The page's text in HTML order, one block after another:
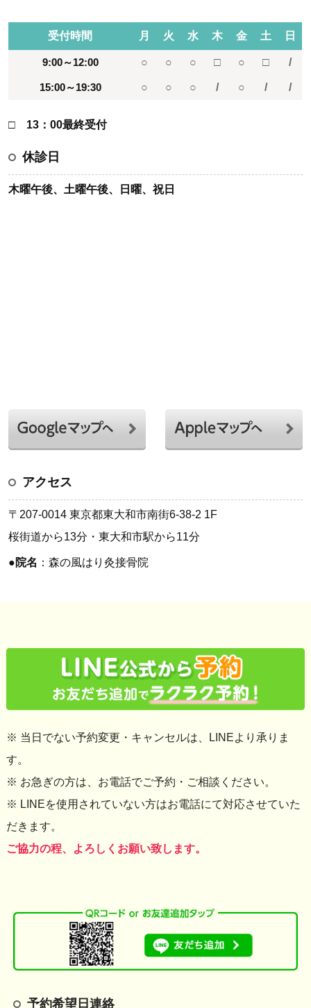
受付時間 月 火 水 木 金 土 日
9:00～12:00 ○ ○ ○ □ ○ □ /
15:00～19:30 ○ ○ ○ / ○ / /
□ 13：00最終受付
休診日
木曜午後、土曜午後、日曜、祝日
アクセス
〒207-0014 東京都東大和市南街6-38-2 1F
桜街道から13分・東大和市駅から11分
●院名 ：森の風はり灸接骨院
※ 当日でない予約変更・キャンセルは、LINEより承りま
す。
※ お急ぎの方は、お電話でご予約・ご相談ください。
※ LINEを使用されていない方はお電話にて対応させていた
だきます。
ご協力の程、よろしくお願い致します。
予約希望日連絡